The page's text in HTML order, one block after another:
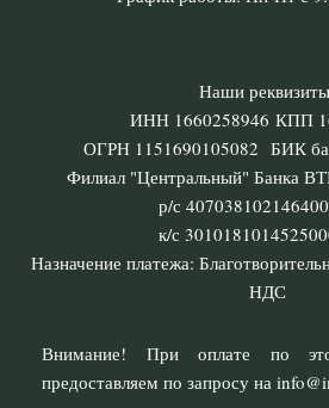
Наши
ИНН 1660258946 КПП
ОГРН 1151690105082 БИК
Филиал "Центральный" Банка
р/с
к/с
Назначение платежа:
НДС
Внимание! При оплате по
предоставляем по запросу на